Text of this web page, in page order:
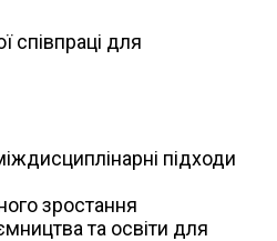
співпраці для
підходи
зростання
та освіти для